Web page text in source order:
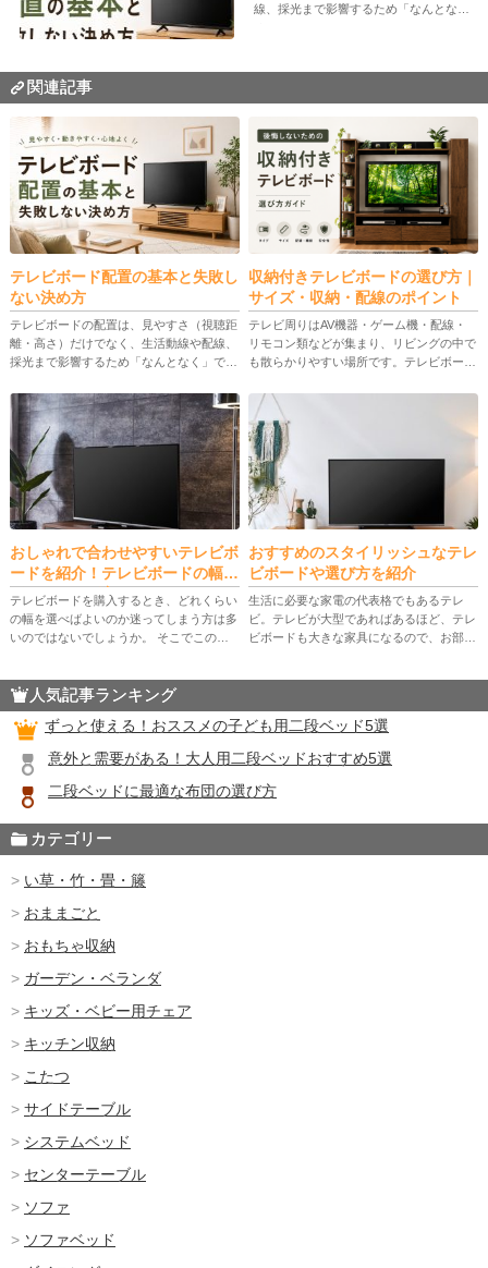
線、採光まで影響するため「なんとな
関連記事
テレビボード配置の基本と失敗し
ない決め方
テレビボードの配置は、見やすさ（視聴距
離・高さ）だけでなく、生活動線や配線、
採光まで影響するため「なんとなく」で決
置前に確認すべき前提から、基本ルール、
間取り別の配置パターン、壁掛け […]
収納付きテレビボードの選び方｜
サイズ・収納・配線のポイント
テレビ周りはAV機器・ゲーム機・配線・
リモコン類などが集まり、リビングの中で
も散らかりやすい場所です。テレビボード
だけでなく、使い勝手や安全性まで改善で
きます。 この記事では、収納タ […]
おしゃれで合わせやすいテレビボ
ードを紹介！テレビボードの幅は
どのくらいが良い？
テレビボードを購入するとき、どれくらい
の幅を選べばよいのか迷ってしまう方は多
いのではないでしょうか。 そこでこの記
な部屋にも合わせやすいおすすめ […]
おすすめのスタイリッシュなテレ
ビボードや選び方を紹介
生活に必要な家電の代表格でもあるテレ
ビ。テレビが大型であればあるほど、テレ
ビボードも大きな家具になるので、お部屋
人気記事ランキング
ずっと使える！おススメの子ども用二段ベッド5選
意外と需要がある！大人用二段ベッドおすすめ5選
二段ベッドに最適な布団の選び方
カテゴリー
い草・竹・畳・籐
おままごと
おもちゃ収納
ガーデン・ベランダ
キッズ・ベビー用チェア
キッチン収納
こたつ
サイドテーブル
システムベッド
センターテーブル
ソファ
ソファベッド